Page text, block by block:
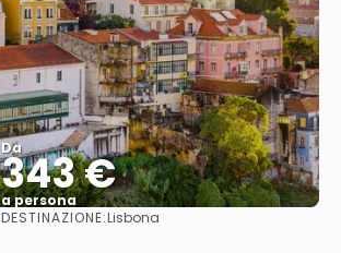
Da
343 €
a persona
Vedere
DESTINAZIONE:Lisbona